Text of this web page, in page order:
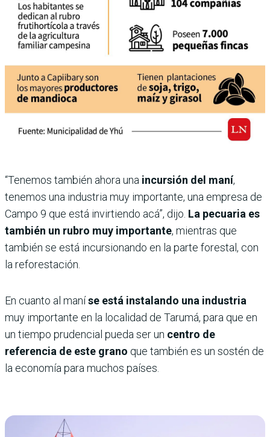
“Tenemos también ahora una incursión del maní,
tenemos una industria muy importante, una empresa de
Campo 9 que está invirtiendo acá”, dijo. La pecuaria es
también un rubro muy importante, mientras que
también se está incursionando en la parte forestal, con
la reforestación.
En cuanto al maníse está instalando una industria
muy importante en la localidad de Tarumá, para que en
un tiempo prudencial pueda ser un centro de
referencia de este grano que también es un sostén de
la economía para muchos países.